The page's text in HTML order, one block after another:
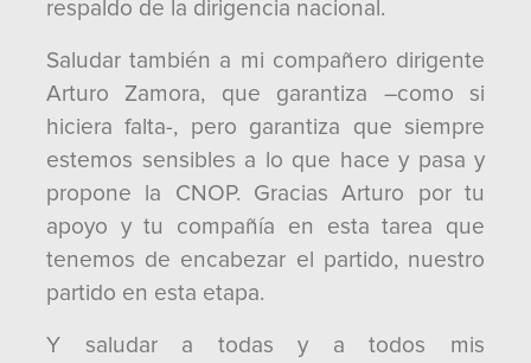
respaldo de la dirigencia nacional.
Saludar también a mi compañero dirigente
Arturo Zamora, que garantiza –como si
hiciera falta-, pero garantiza que siempre
estemos sensibles a lo que hace y pasa y
propone la CNOP. Gracias Arturo por tu
apoyo y tu compañía en esta tarea que
tenemos de encabezar el partido, nuestro
partido en esta etapa.
Y saludar a todas y a todos mis